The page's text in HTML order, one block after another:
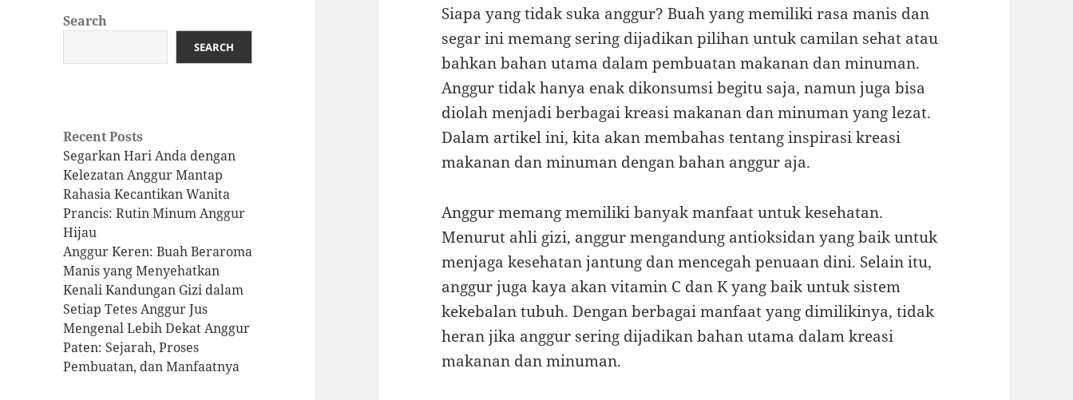
Search
SEARCH
Recent Posts
Segarkan Hari Anda dengan
Kelezatan Anggur Mantap
Rahasia Kecantikan Wanita
Prancis: Rutin Minum Anggur
Hijau
Anggur Keren: Buah Beraroma
Manis yang Menyehatkan
Kenali Kandungan Gizi dalam
Setiap Tetes Anggur Jus
Mengenal Lebih Dekat Anggur
Paten: Sejarah, Proses
Pembuatan, dan Manfaatnya
Siapa yang tidak suka anggur? Buah yang memiliki rasa manis dan
segar ini memang sering dijadikan pilihan untuk camilan sehat atau
bahkan bahan utama dalam pembuatan makanan dan minuman.
Anggur tidak hanya enak dikonsumsi begitu saja, namun juga bisa
diolah menjadi berbagai kreasi makanan dan minuman yang lezat.
Dalam artikel ini, kita akan membahas tentang inspirasi kreasi
makanan dan minuman dengan bahan anggur aja.
Anggur memang memiliki banyak manfaat untuk kesehatan.
Menurut ahli gizi, anggur mengandung antioksidan yang baik untuk
menjaga kesehatan jantung dan mencegah penuaan dini. Selain itu,
anggur juga kaya akan vitamin C dan K yang baik untuk sistem
kekebalan tubuh. Dengan berbagai manfaat yang dimilikinya, tidak
heran jika anggur sering dijadikan bahan utama dalam kreasi
makanan dan minuman.